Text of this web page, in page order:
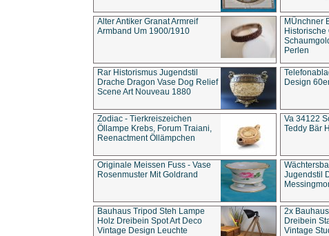
Alter Antiker Granat Armreif
Armband Um 1900/1910
MÜnchner
Historische
Perlen
Rar Historismus Jugendstil
Drache Dragon Vase Dog Relief
Scene Art Nouveau 1880
Design
Zodiac - Tierkreiszeichen
Öllampe Krebs, Forum Traiani,
Reenactment Öllämpchen
Va 34122
Teddy Bär
Originale Meissen Fuss - Vase
Rosenmuster Mit Goldrand
Jugendstil
Bauhaus Tripod Steh Lampe
Holz Dreibein Spot Art Deco
Vintage Design Leuchte
2x
Dreibein
Vintage